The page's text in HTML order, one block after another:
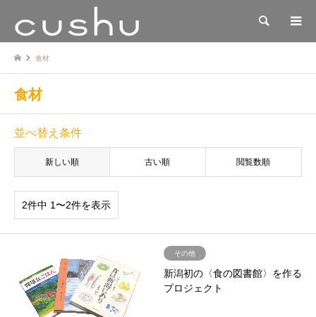
検索
食材
食材
並べ替え条件
新しい順 古い順 閲覧数順
2件中 1〜2件を表示
その他
新潟初の〈食の図書館〉を作る
プロジェクト